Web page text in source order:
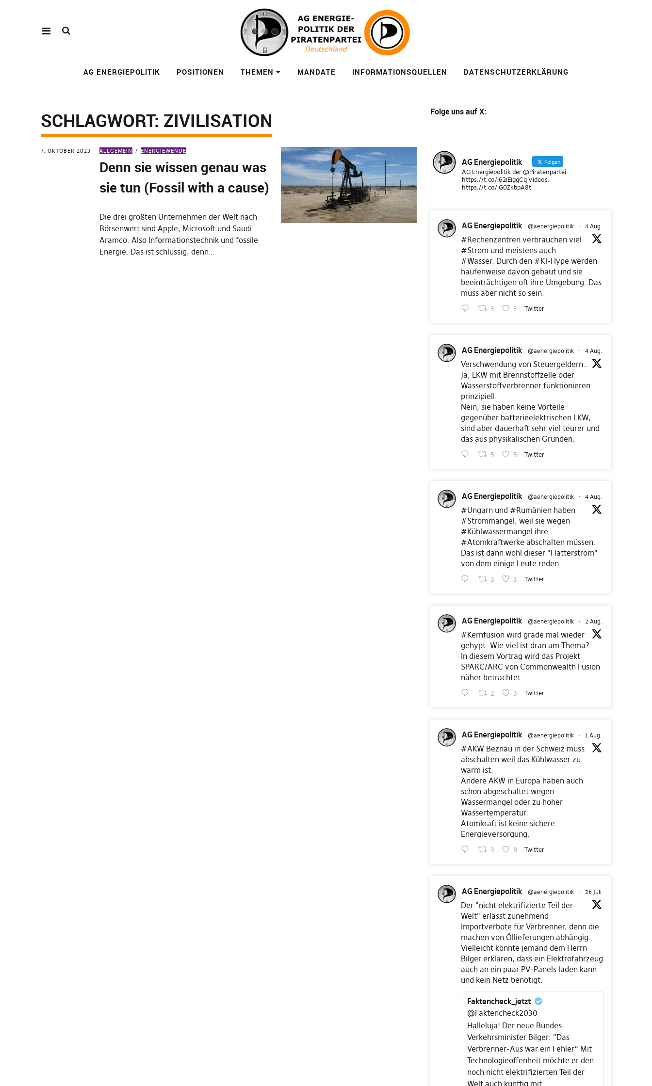
AG ENERGIEPOLITIK POSITIONEN THEMEN MANDATE INFORMATIONSQUELLEN DATENSCHUTZERKLÄRUNG
SCHLAGWORT: ZIVILISATION
7. OKTOBER 2023 ALLGEMEIN ENERGIEWENDE
Denn sie wissen genau was
sie tun (Fossil with a cause)
Die drei größten Unternehmen der Welt nach
Börsenwert sind Apple, Microsoft und Saudi
Aramco. Also Informationstechnik und fossile
Energie. Das ist schlüssig, denn…
Folge unsauf X:
AG Energiepolitik Folgen
AG Energiepolitik der @Piratenpartei
https://t.co/I62iEiggCq Videos:
https://t.co/iG0ZkbpA8t
AG Energiepolitik @aenergiepolitik · 4 Aug.
#Rechenzentrenverbrauchen viel
#Strom und meistens auch
#Wasser. Durch den #KI-Hype werden
haufenweise davon gebaut und sie
beeinträchtigen oft ihre Umgebung. Das
muss aber nicht so sein.
3 3 Twitter
AG Energiepolitik @aenergiepolitik · 4 Aug.
Verschwendung von Steuergeldern…
Ja, LKW mit Brennstoffzelle oder
Wasserstoffverbrenner funktionieren
prinzipiell.
Nein, sie haben keine Vorteile
gegenüber batterieelektrischen LKW,
sind aber dauerhaft sehr viel teurer und
das aus physikalischen Gründen.
5 5 Twitter
AG Energiepolitik @aenergiepolitik · 4 Aug.
#Ungarnund #Rumänienhaben
#Strommangel, weil sie wegen
#Kühlwassermangel ihre
#Atomkraftwerke abschalten müssen.
Das ist dann wohl dieser "Flatterstrom"
von dem einige Leute reden…
3 3 Twitter
AG Energiepolitik @aenergiepolitik · 2 Aug.
#Kernfusionwird grade mal wieder
gehypt. Wie viel ist dran am Thema?
In diesem Vortrag wird das Projekt
SPARC/ARC von Commonwealth Fusion
näher betrachtet:
2 3 Twitter
AG Energiepolitik @aenergiepolitik · 1 Aug.
#AKW Beznau in der Schweiz muss
abschalten weil das Kühlwasser zu
warm ist.
Andere AKW in Europa haben auch
schon abgeschaltet wegen
Wassermangel oder zu hoher
Wassertemperatur.
Atomkraft ist keine sichere
Energieversorgung.
3 8 Twitter
AG Energiepolitik @aenergiepolitik · 28 Juli
Der "nicht elektrifizierte Teil der
Welt" erlässt zunehmend
Importverbote für Verbrenner, denn die
machen von Öllieferungen abhängig.
Vielleicht könnte jemand dem Herrn
Bilger erklären, dass ein Elektrofahrzeug
auch an ein paar PV-Panels laden kann
und kein Netz benötigt.
Faktencheck_jetzt
@Faktencheck2030
Halleluja! Der neue Bundes-
Verkehrsminister Bilger: "Das
Verbrenner-Aus war ein Fehler“ Mit
Technologieoffenheit möchte er den
noch nicht elektrifizierten Teil der
Welt auch künftig mit